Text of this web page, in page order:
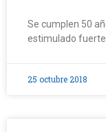
Se cumplen 50
estimulado
25 octubre 2018